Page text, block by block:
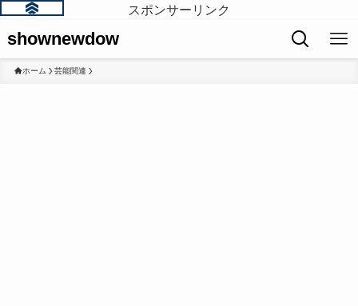
スポンサーリンク
shownewdow
ホーム 芸能関連